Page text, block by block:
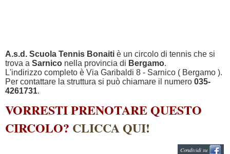
A.s.d. Scuola Tennis Bonaiti è un circolo di tennis che si
trova a Sarnico nella provincia di Bergamo.
L'indirizzo completo è Via Garibaldi 8 - Sarnico ( Bergamo ).
Per contattare la struttura si può chiamare il numero 035-
4261731.
VORRESTI PRENOTARE QUESTO
CIRCOLO? CLICCA QUI!
Condividi su